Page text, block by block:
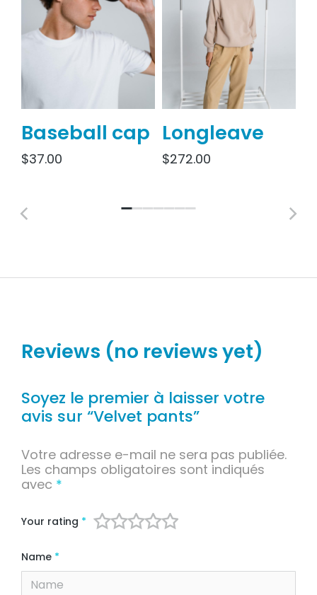
Baseball cap
$37.00
Longleave
$272.00
Reviews (no reviews yet)
Soyez le premier à laisser votre
avis sur “Velvet pants”
Votre adresse e-mail ne sera pas publiée.
Les champs obligatoires sont indiqués
avec *
Your rating *
Name *